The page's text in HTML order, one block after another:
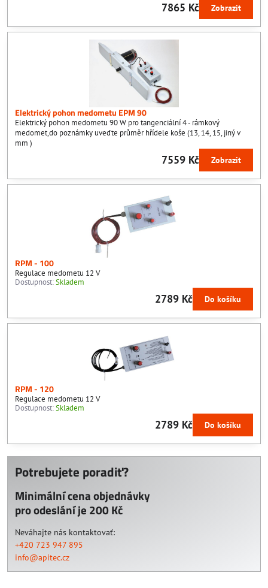
7865 Kč Zobrazit
Elektrický pohon medometu EPM 90
Elektrický pohon medometu 90 W pro tangenciální 4 - rámkový
medomet,do poznámky uveďte průměr hřídele koše (13, 14, 15, jiný v
mm )
7559 Kč Zobrazit
RPM - 100
Regulace medometu 12 V
Dostupnost:Skladem
2789 Kč Do košíku
RPM - 120
Regulace medometu 12 V
Dostupnost:Skladem
2789 Kč Do košíku
Potrebujete poradiť?
Minimální cena objednávky
pro odeslání je 200 Kč
Neváhajte nás kontaktovať:
+420 723 947 895
info@apitec.cz